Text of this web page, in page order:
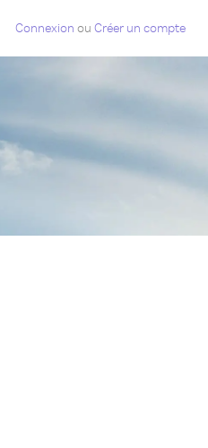
Connexion ou Créer un compte